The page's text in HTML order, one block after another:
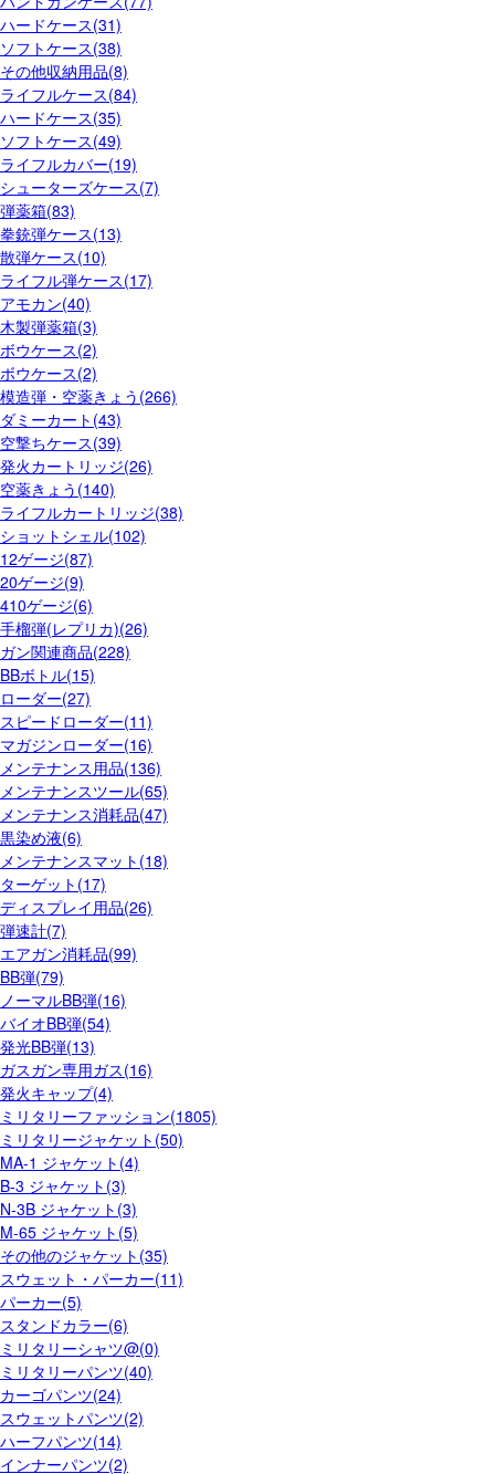
ハードケース(31)
ソフトケース(38)
その他収納用品(8)
ライフルケース(84)
ハードケース(35)
ソフトケース(49)
ライフルカバー(19)
シューターズケース(7)
弾薬箱(83)
拳銃弾ケース(13)
散弾ケース(10)
ライフル弾ケース(17)
アモカン(40)
木製弾薬箱(3)
ボウケース(2)
ボウケース(2)
模造弾・空薬きょう(266)
ダミーカート(43)
空撃ちケース(39)
発火カートリッジ(26)
空薬きょう(140)
ライフルカートリッジ(38)
ショットシェル(102)
12ゲージ(87)
20ゲージ(9)
410ゲージ(6)
手榴弾(レプリカ)(26)
ガン関連商品(228)
BBボトル(15)
ローダー(27)
スピードローダー(11)
マガジンローダー(16)
メンテナンス用品(136)
メンテナンスツール(65)
メンテナンス消耗品(47)
黒染め液(6)
メンテナンスマット(18)
ターゲット(17)
ディスプレイ用品(26)
弾速計(7)
エアガン消耗品(99)
BB弾(79)
ノーマルBB弾(16)
バイオBB弾(54)
発光BB弾(13)
ガスガン専用ガス(16)
発火キャップ(4)
ミリタリーファッション(1805)
ミリタリージャケット(50)
MA-1 ジャケット(4)
B-3 ジャケット(3)
N-3B ジャケット(3)
M-65 ジャケット(5)
その他のジャケット(35)
スウェット・パーカー(11)
パーカー(5)
スタンドカラー(6)
ミリタリーシャツ@(0)
ミリタリーパンツ(40)
カーゴパンツ(24)
スウェットパンツ(2)
ハーフパンツ(14)
インナーパンツ(2)